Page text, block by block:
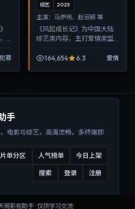
犯罪
综艺 2025
主演： 马伊琍、赵丽颖 等
《风起成长记》为中国大陆
综艺类内容，主打爱情类型
晰，适合移动端与电视端随
164,654 6.3 爱情
手
电影与综艺，高清流畅，多终端即
片单分区 人气榜单 今日上架
搜索 登录 注册
赐影视助手 · 仅供学习交流